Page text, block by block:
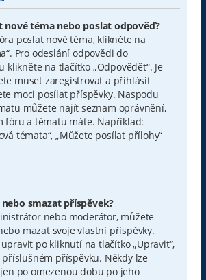
nové téma nebo poslat odpověď?
poslat nové téma, klikněte na
Pro odeslání odpovědi do
na tlačítko „Odpovědět“. Je
muset zaregistrovat a přihlásit
moci posílat příspěvky. Naspodu
můžete najít seznam oprávnění,
fóru a tématu máte. Například:
témata“, „Můžete posílat přílohy“
smazat příspěvek?
nebo moderátor, můžete
mazat svoje vlastní příspěvky.
po kliknutí na tlačítko „Upravit“,
příspěvku. Někdy lze
po omezenou dobu po jeho